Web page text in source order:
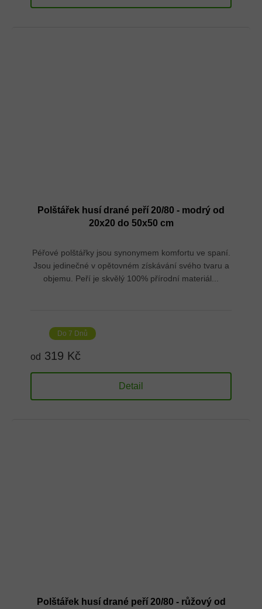
Polštářek husí drané peří 20/80 - modrý od
20x20 do 50x50 cm
Péřové polštářky jsou synonymem komfortu ve spaní.
Jsou jedinečné v opětovném získávání svého tvaru a
objemu. Peří je skvělý 100% přírodní materiál...
Do 7 Dnů
od 319 Kč
Detail
Polštářek husí drané peří 20/80 - růžový od